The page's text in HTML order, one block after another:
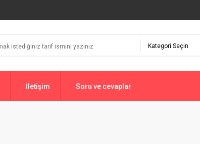
İletişim Soru ve cevaplar